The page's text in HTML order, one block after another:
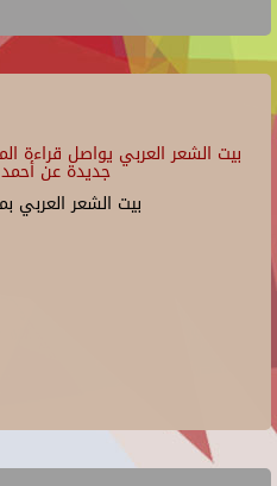
بيت الشعر العربي يواصل قراءة
جديدة عن
بيت الشعر العربي